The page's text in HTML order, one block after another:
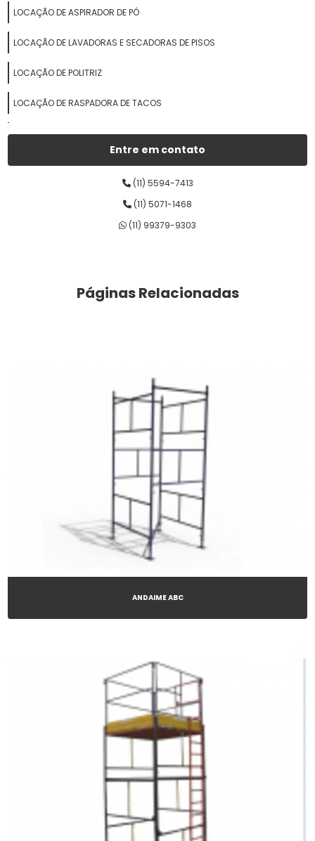
LOCAÇÃO DE ASPIRADOR DE PÓ
LOCAÇÃO DE LAVADORAS E SECADORAS DE PISOS
LOCAÇÃO DE POLITRIZ
LOCAÇÃO DE RASPADORA DE TACOS
LOCAÇÕES DE ANDAIMES
LOCAÇÕES DE BETONEIRAS
LOCAÇÕES DE COMPRESSORES DE AR
LOCAÇÕES DE ENCERADEIRA
LOCAÇÕES DE ESQUADRIA ELÉTRICA
LOCAÇÕES DE FRESADORA DE PISOS
LOCAÇÕES DE FURADEIRAS
LOCAÇÕES DE LAVADORAS
LOCAÇÕES DE LAVADORAS DE PISOS
LOCAÇÕES DE MÁQUINAS PARA CONSTRUÇÃO CIVIL
LOCAÇÕES DE PLACAS VIBRATÓRIAS
PERFURADORAS DE CONCRETO
Entre em contato
(11) 5594-7413
(11) 5071-1468
(11) 99379-9303
Páginas Relacionadas
ANDAIME ABC